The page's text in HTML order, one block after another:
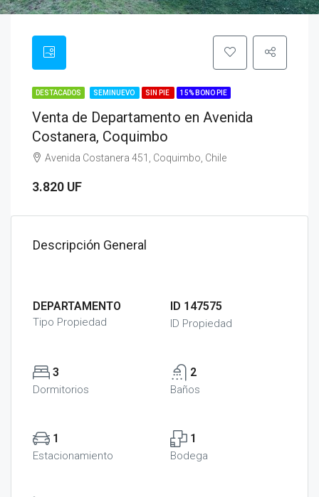
DESTACADOS SEMINUEVO SIN PIE 15% BONO PIE
Venta de Departamento en Avenida
Costanera, Coquimbo
Avenida Costanera 451, Coquimbo, Chile
3.820 UF
Descripción General
DEPARTAMENTO
Tipo Propiedad
ID 147575
ID Propiedad
3
Dormitorios
2
Baños
1
Estacionamiento
1
Bodega